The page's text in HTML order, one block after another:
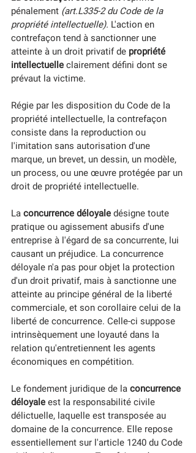
pénalement (art.L335-2 du Code de la
propriété intellectuelle). L'action en
contrefaçon tend à sanctionner une
atteinte à un droit privatif de propriété
intellectuelle clairement défini dont se
prévaut la victime.
Régie par les disposition du Code de la
propriété intellectuelle, la contrefaçon
consiste dans la reproduction ou
l'imitation sans autorisation d'une
marque, un brevet, un dessin, un modèle,
un process, ou une œuvre protégée par un
droit de propriété intellectuelle.
La concurrence déloyale désigne toute
pratique ou agissement abusifs d'une
entreprise à l'égard de sa concurrente, lui
causant un préjudice. La concurrence
déloyale n'a pas pour objet la protection
d'un droit privatif, mais à sanctionne une
atteinte au principe général de la liberté
commerciale, et son corollaire celui de la
liberté de concurrence. Celle-ci suppose
intrinsèquement une loyauté dans la
relation qu'entretiennent les agents
économiques en compétition.
Le fondement juridique de la concurrence
déloyale est la responsabilité civile
délictuelle, laquelle est transposée au
domaine de la concurrence. Elle repose
essentiellement sur l'article 1240 du Code